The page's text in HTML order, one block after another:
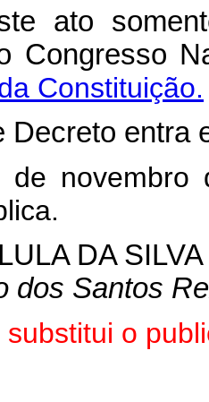
ato
Congresso
Constituição.
Decreto entra
de novembro
DA SILVA
dos Santos
o